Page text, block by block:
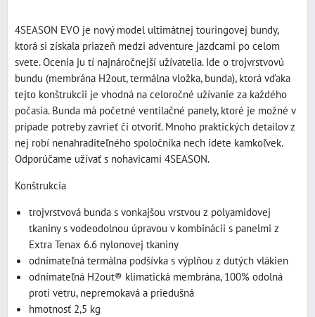
4SEASON EVO je nový model ultimátnej touringovej bundy,
ktorá si získala priazeň medzi adventure jazdcami po celom
svete. Ocenia ju tí najnáročnejší užívatelia. Ide o trojvrstvovú
bundu (membrána H2out, termálna vložka, bunda), ktorá vďaka
tejto konštrukcii je vhodná na celoročné užívanie za každého
počasia. Bunda má početné ventilačné panely, ktoré je možné v
prípade potreby zavrieť či otvoriť. Mnoho praktických detailov z
nej robí nenahraditeľného spoločníka nech idete kamkoľvek.
Odporúčame užívať s nohavicami 4SEASON.
Konštrukcia
trojvrstvová bunda s vonkajšou vrstvou z polyamidovej
tkaniny s vodeodolnou úpravou v kombinácii s panelmi z
Extra Tenax 6.6 nylonovej tkaniny
odnímateľná termálna podšívka s výplňou z dutých vlákien
odnímateľná H2out® klimatická membrána, 100% odolná
proti vetru, nepremokavá a priedušná
hmotnosť 2,5 kg